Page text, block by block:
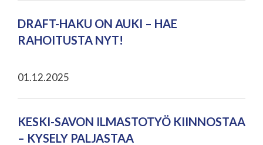
DRAFT-HAKU ON AUKI – HAE
RAHOITUSTA NYT!
01.12.2025
KESKI-SAVON ILMASTOTYÖ KIINNOSTAA
– KYSELY PALJASTAA